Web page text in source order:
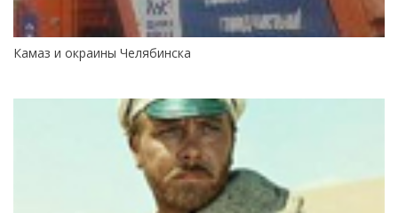
Камаз и окраины Челябинска